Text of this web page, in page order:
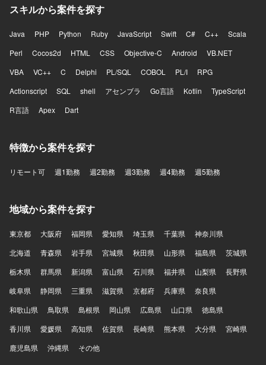
スキルから案件を探す
Java PHP Python Ruby JavaScript Swift C# C++
Scala
Perl
Cocos2d HTML CSS Objective-C Android
VB.NET
VBA
VC++ C Delphi PL/SQL COBOL PL/I
RPG
Actionscript
SQL shell アセンブラ Go言語 Kotlin
TypeScript
R言語
Apex Dart
特徴から案件を探す
リモート可 週1勤務 週2勤務 週3勤務 週4勤務 週5勤務
地域から案件を探す
東京都 大阪府 福岡県 愛知県 埼玉県 千葉県
神奈川県
北海道
青森県 岩手県 宮城県 秋田県 山形県 福島県
茨城県
栃木県
群馬県 新潟県 富山県 石川県 福井県 山梨県
長野県
岐阜県
静岡県 三重県 滋賀県 京都府 兵庫県
奈良県
和歌山県
鳥取県 島根県 岡山県 広島県 山口県
徳島県
香川県
愛媛県 高知県 佐賀県 長崎県 熊本県 大分県
宮崎県
鹿児島県
沖縄県 その他